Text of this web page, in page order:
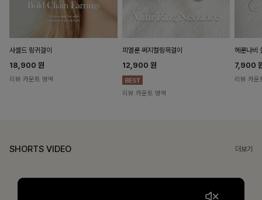
사셀드 링귀걸이
18,900 원
리뷰 카운트 영역
피엘룬 써지컬링목걸이
12,900 원
리뷰 카운트 영역
헤룬나비
7,900
리뷰 카운
SHORTS VIDEO 더보기